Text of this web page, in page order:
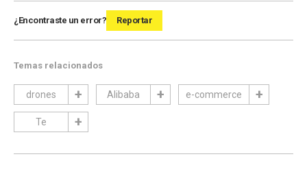
¿Encontraste un error? Reportar
Temas relacionados
drones Alibaba e-commerce
Te